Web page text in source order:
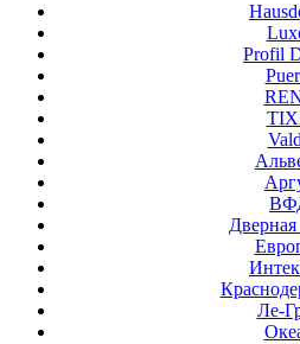
Profil
Ле-